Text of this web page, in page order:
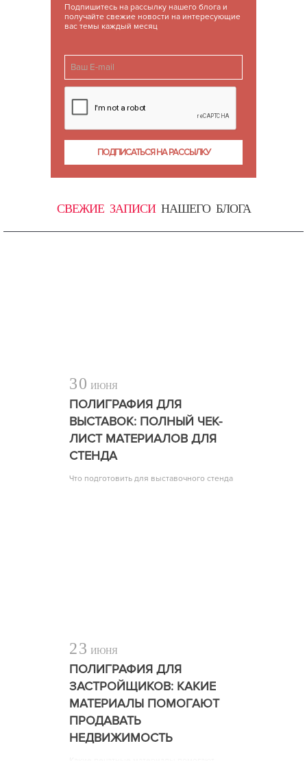
Подпишитесь на рассылку нашего блога и
получайте свежие новости на интересующие
вас темы каждый месяц
СВЕЖИЕ ЗАПИСИНАШЕГО БЛОГА
30 ИЮНЯ
ПОЛИГРАФИЯ ДЛЯ
ВЫСТАВОК: ПОЛНЫЙ ЧЕК-
ЛИСТ МАТЕРИАЛОВ ДЛЯ
СТЕНДА
Что подготовить для выставочного стенда
23 ИЮНЯ
ПОЛИГРАФИЯ ДЛЯ
ЗАСТРОЙЩИКОВ: КАКИЕ
МАТЕРИАЛЫ ПОМОГАЮТ
ПРОДАВАТЬ
НЕДВИЖИМОСТЬ